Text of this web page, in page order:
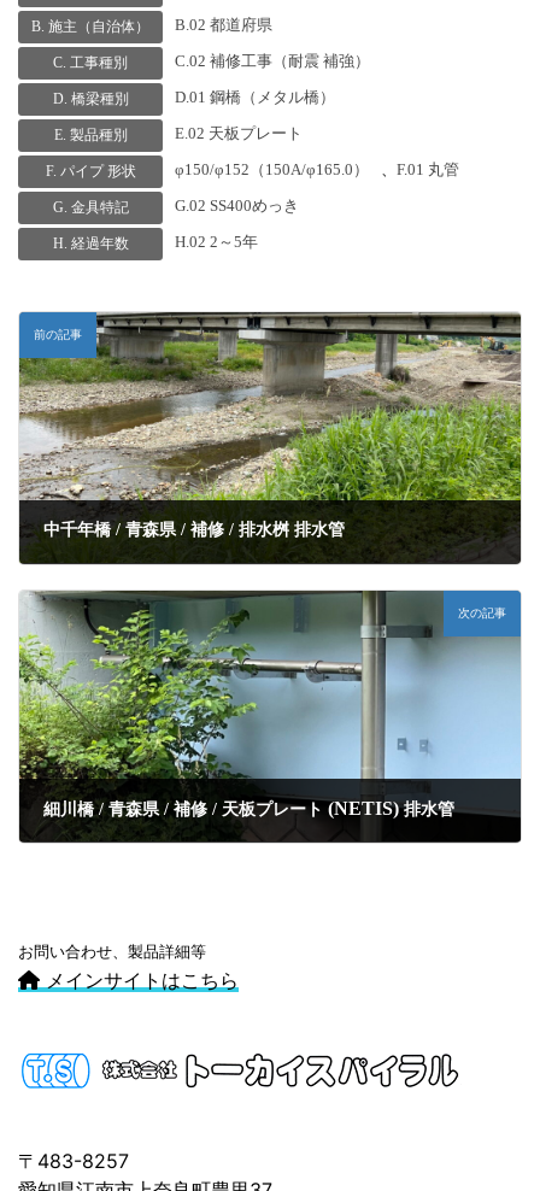
B. 施主（自治体） B.02 都道府県
C. 工事種別 C.02 補修工事（耐震 補強）
D. 橋梁種別 D.01 鋼橋（メタル橋）
E. 製品種別 E.02 天板プレート
F. パイプ 形状 φ150/φ152（150A/φ165.0） 、F.01 丸管
G. 金具特記 G.02 SS400めっき
H. 経過年数 H.02 2～5年
前の記事
中千年橋 / 青森県 / 補修 / 排水桝 排水管
次の記事
細川橋 / 青森県 / 補修 / 天板プレート (NETIS)排水管
お問い合わせ、製品詳細等
メインサイトはこちら
〒483-8257